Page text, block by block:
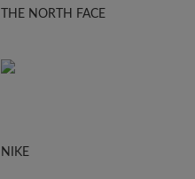
THE NORTH FACE
NIKE